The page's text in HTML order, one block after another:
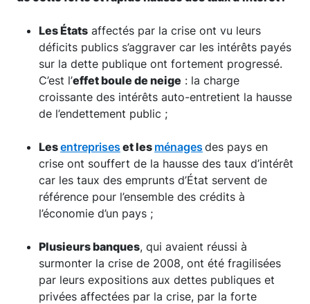
Les États affectés par la crise ont vu leurs
déficits publics s’aggraver car les intérêts payés
sur la dette publique ont fortement progressé.
C’est l’effet boule de neige : la charge
croissante des intérêts auto-entretient la hausse
de l’endettement public ;
Lesentrepriseset les ménagesdes pays en
crise ont souffert de la hausse des taux d’intérêt
car les taux des emprunts d’État servent de
référence pour l’ensemble des crédits à
l’économie d’un pays ;
Plusieurs banques, qui avaient réussi à
surmonter la crise de 2008, ont été fragilisées
par leurs expositions aux dettes publiques et
privées affectées par la crise, par la forte